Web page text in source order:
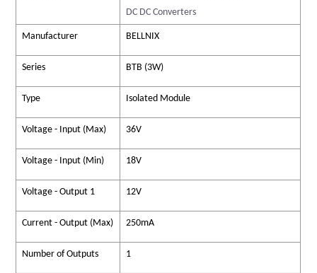
DC DC Converters
Manufacturer BELLNIX
Series BTB (3W)
Type Isolated Module
Voltage - Input (Max) 36V
Voltage - Input (Min) 18V
Voltage - Output 1 12V
Current - Output (Max) 250mA
Number of Outputs 1